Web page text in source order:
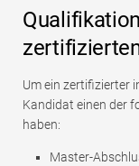
Um ein zertifizierter
Kandidat einen der
haben:
Master-